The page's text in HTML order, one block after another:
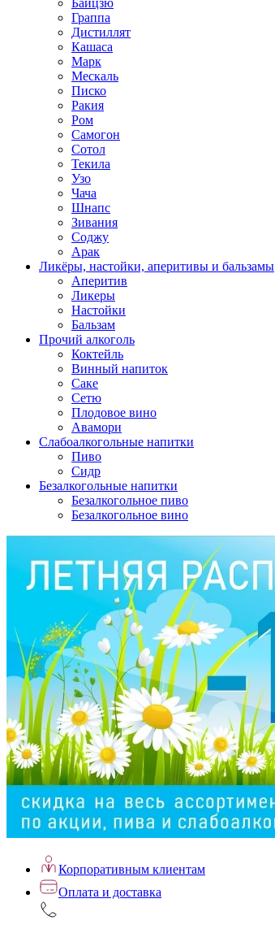
Байцзю
Граппа
Дистиллят
Кашаса
Марк
Мескаль
Писко
Ракия
Ром
Самогон
Сотол
Текила
Узо
Чача
Шнапс
Зивания
Соджу
Арак
Ликёры, настойки, аперитивы и бальзамы
Аперитив
Ликеры
Настойки
Бальзам
Прочий алкоголь
Коктейль
Винный напиток
Саке
Сетю
Плодовое вино
Авамори
Слабоалкогольные напитки
Пиво
Сидр
Безалкогольные напитки
Безалкогольное пиво
Безалкогольное вино
Корпоративным клиентам
Оплата и доставка